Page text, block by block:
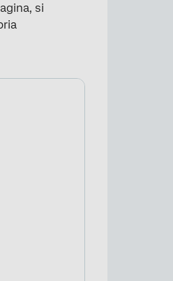
si